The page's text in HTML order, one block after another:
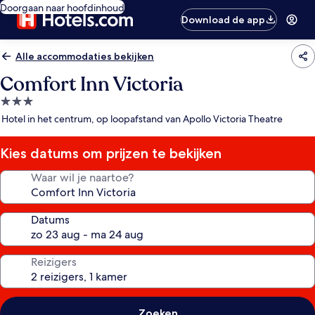
Doorgaan naar hoofdinhoud
Download de app
Alle accommodaties bekijken
Comfort Inn Victoria
3.0-
sterrenaccommodatie
Hotel in het centrum, op loopafstand van Apollo Victoria Theatre
Kies datums om prijzen te bekijken
Waar wil je naartoe?
Datums
Reizigers